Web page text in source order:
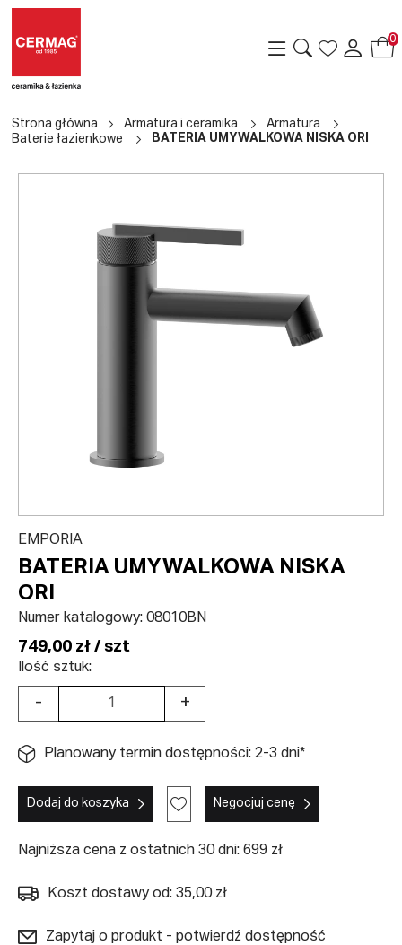
0
Strona główna Armatura i ceramika
Armatura
Baterie łazienkowe
BATERIA UMYWALKOWA NISKA ORI
EMPORIA
BATERIA UMYWALKOWA NISKA
ORI
Numer katalogowy: 08010BN
749,00 zł / szt
Ilość sztuk:
- +
Planowany termin dostępności: 2-3 dni*
Dodaj do koszyka Negocjuj cenę
Najniższa cena z ostatnich 30 dni: 699 zł
Koszt dostawy od: 35,00 zł
Zapytaj o produkt - potwierdź dostępność